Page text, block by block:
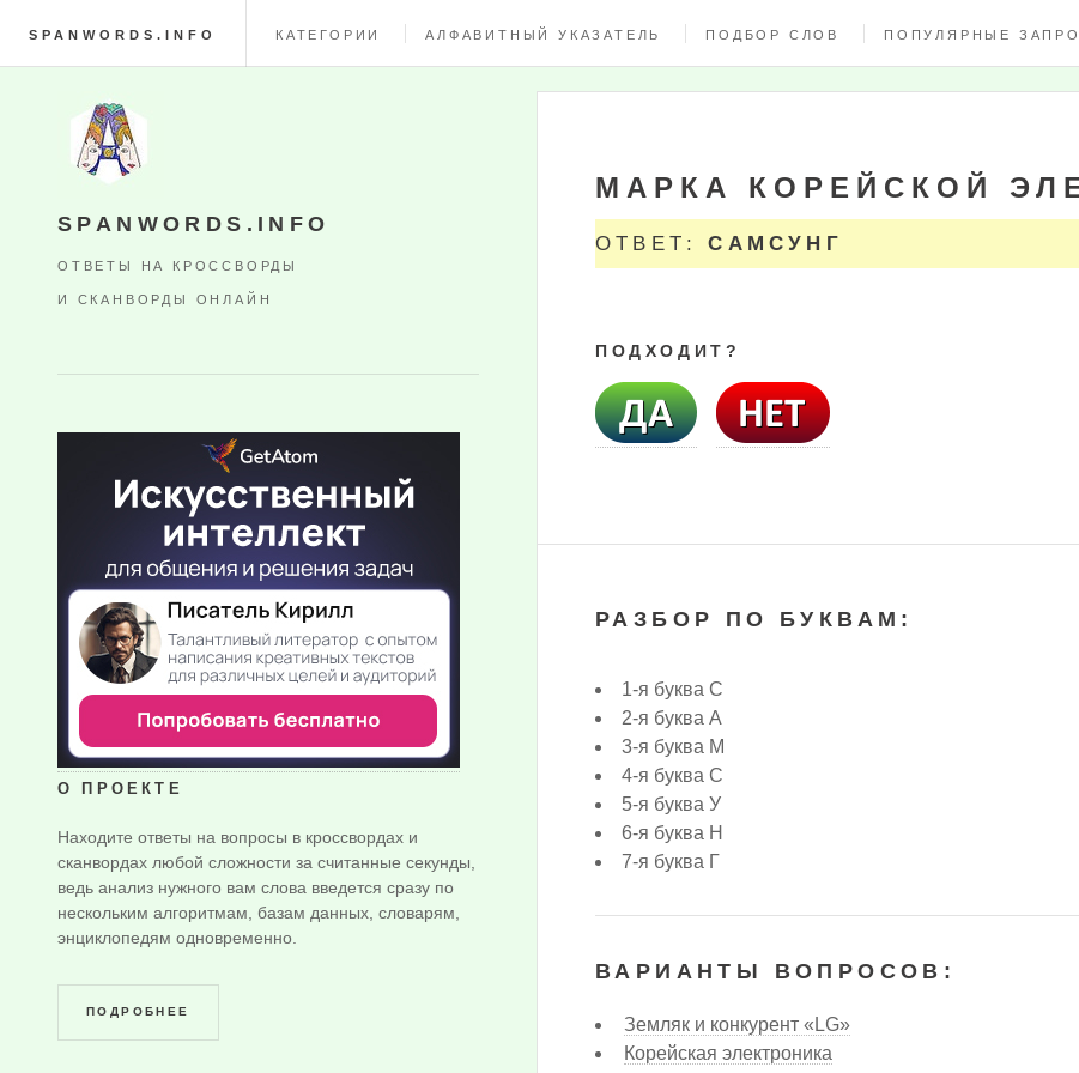
SPANWORDS.INFO КАТЕГОРИИ АЛФАВИТНЫЙ УКАЗАТЕЛЬ ПОДБОР СЛОВ ПОПУЛЯРНЫЕ
МАРКА КОРЕЙСКОЙ
ОТВЕТ:САМСУНГ
ПОДХОДИТ?
РАЗБОР ПО БУКВАМ:
1-я буква С
2-я буква А
3-я буква М
4-я буква С
5-я буква У
6-я буква Н
7-я буква Г
ВАРИАНТЫ ВОПРОСОВ:
Земляк и конкурент «LG»
Корейская электроника
SPANWORDS.INFO
ОТВЕТЫ НА КРОССВОРДЫ
И СКАНВОРДЫ ОНЛАЙН
О ПРОЕКТЕ
Находите ответы на вопросы в кроссвордах и
сканвордах любой сложности за считанные секунды,
ведь анализ нужного вам слова введется сразу по
нескольким алгоритмам, базам данных, словарям,
энциклопедям одновременно.
ПОДРОБНЕЕ